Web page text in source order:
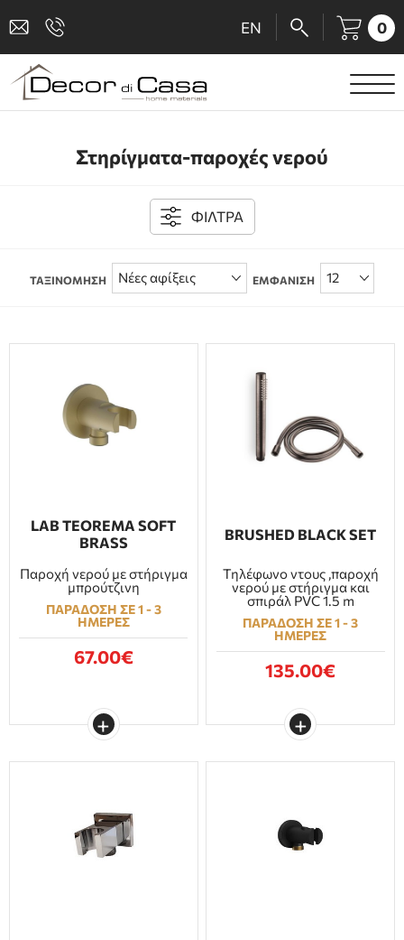
EN 0
ΕΙΔΗ ΥΓΙΕΙΝΗΣ
ΜΠΑΤΑΡΙΕΣ
ΑΞΕΣΟΥΑΡ ΜΠΑΝΙΟΥ
ΚΟΥΖΙΝΑ
ΕΠΙΠΛΑ ΜΠΑΝΙΟΥ
ΤΖΑΚΙ
Στηρίγματα-παροχές νερού
ΦΙΛΤΡΑ
ΤΑΞΙΝΟΜΗΣΗ ΕΜΦΑΝΙΣΗ
LAB TEOREMA SOFT
BRASS
Παροχή νερού με στήριγμα
μπρούτζινη
ΠΑΡΑΔΟΣΗ ΣΕ 1 - 3
ΗΜΕΡΕΣ
67.00€
BRUSHED BLACK SET
Τηλέφωνο ντους ,παροχή
νερού με στήριγμα και
σπιράλ PVC 1.5 m
ΠΑΡΑΔΟΣΗ ΣΕ 1 - 3
ΗΜΕΡΕΣ
135.00€